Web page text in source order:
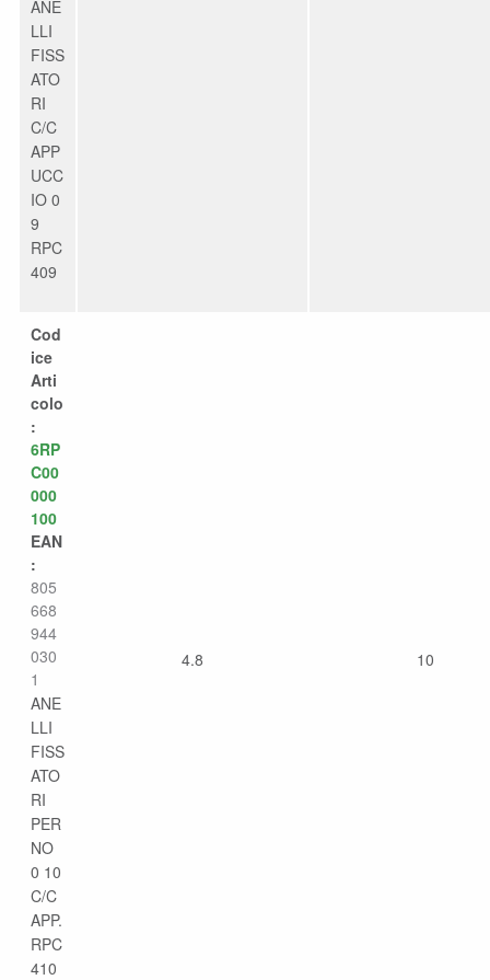
ANE
LLI
FISS
ATO
RI
C/C
APP
UCC
IO 0
9
RPC
409
Cod
ice
Arti
colo
:
6RP
C00
000
100
EAN
:
805
668
944
030
1
ANE
LLI
FISS
ATO
RI
PER
NO
0 10
C/C
APP.
RPC
410
4.8 10